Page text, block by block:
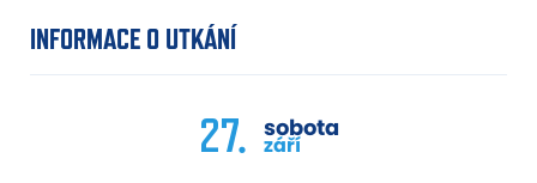
INFORMACE O UTKÁNÍ
27. sobota
září